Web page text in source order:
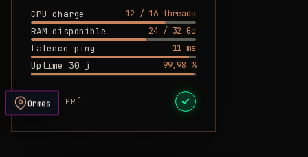
CPU charge
12 / 16 threads
RAM disponible
24 / 32 Go
Latence ping
11 ms
Uptime 30 j
99,98 %
DEVIS PRÊT
Ormes